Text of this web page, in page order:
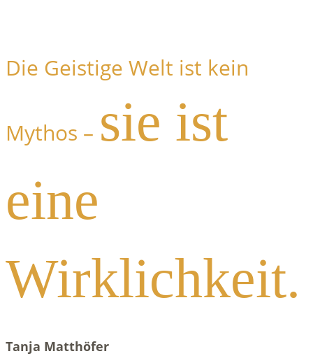
Die Geistige Welt ist kein
Mythos – sie ist
eine
Wirklichkeit.
Tanja Matthöfer